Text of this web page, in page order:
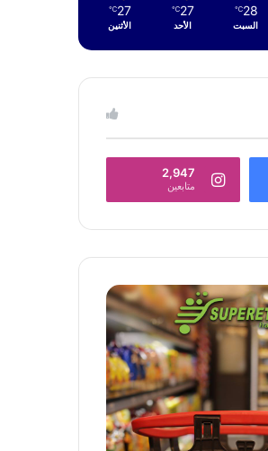
28
℃
السبت
27
℃
الأحد
27
℃
الأثنين
2,947
متابعين